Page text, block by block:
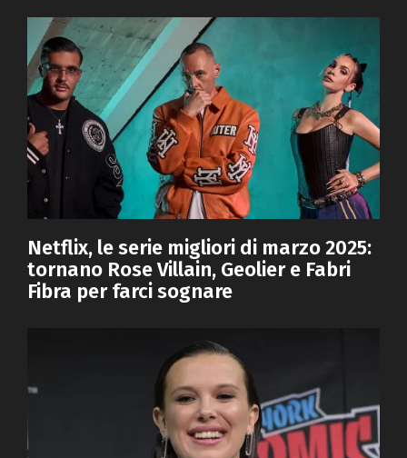
Netflix, le serie migliori di marzo 2025:
tornano Rose Villain, Geolier e Fabri
Fibra per farci sognare